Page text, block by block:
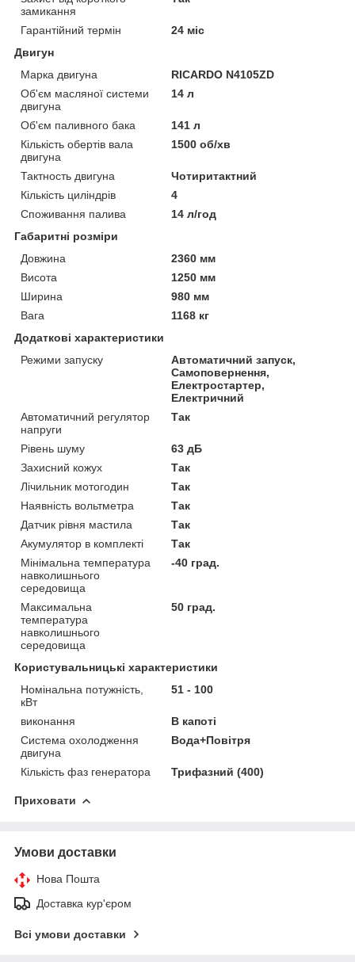
замикання
Гарантійний термін
24 міс
Двигун
Марка двигуна
RICARDO N4105ZD
Об'єм масляної системи
двигуна
14 л
Об'єм паливного бака
141 л
Кількість обертів вала
двигуна
1500 об/хв
Тактность двигуна
Чотиритактний
Кількість циліндрів
4
Споживання палива
14 л/год
Габаритні розміри
Довжина
2360 мм
Висота
1250 мм
Ширина
980 мм
Вага
1168 кг
Додаткові характеристики
Режими запуску
Автоматичний запуск,
Самоповернення,
Електростартер,
Електричний
Автоматичний регулятор
напруги
Так
Рівень шуму
63 дБ
Захисний кожух
Так
Лічильник мотогодин
Так
Наявність вольтметра
Так
Датчик рівня мастила
Так
Акумулятор в комплекті
Так
Мінімальна температура
навколишнього
середовища
-40 град.
Максимальна
температура
навколишнього
середовища
50 град.
Користувальницькі характеристики
Номінальна потужність,
кВт
51 - 100
виконання
В капоті
Система охолодження
двигуна
Вода+Повітря
Кількість фаз генератора Трифазний (400)
Приховати
Умови доставки
Нова Пошта
Доставка кур'єром
Всі умови доставки